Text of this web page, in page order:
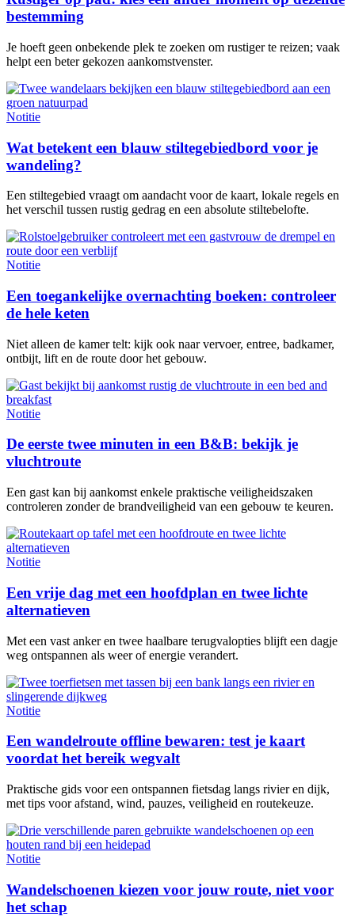
bestemming
Je hoeft geen onbekende plek te zoeken om rustiger te reizen; vaak
helpt een beter gekozen aankomstvenster.
Notitie
Wat betekent een blauw stiltegebiedbord voor je
wandeling?
Een stiltegebied vraagt om aandacht voor de kaart, lokale regels en
het verschil tussen rustig gedrag en een absolute stiltebelofte.
Notitie
Een toegankelijke overnachting boeken: controleer
de hele keten
Niet alleen de kamer telt: kijk ook naar vervoer, entree, badkamer,
ontbijt, lift en de route door het gebouw.
Notitie
De eerste twee minuten in een B&B: bekijk je
vluchtroute
Een gast kan bij aankomst enkele praktische veiligheidszaken
controleren zonder de brandveiligheid van een gebouw te keuren.
Notitie
Een vrije dag met een hoofdplan en twee lichte
alternatieven
Met een vast anker en twee haalbare terugvalopties blijft een dagje
weg ontspannen als weer of energie verandert.
Notitie
Een wandelroute offline bewaren: test je kaart
voordat het bereik wegvalt
Praktische gids voor een ontspannen fietsdag langs rivier en dijk,
met tips voor afstand, wind, pauzes, veiligheid en routekeuze.
Notitie
Wandelschoenen kiezen voor jouw route, niet voor
het schap